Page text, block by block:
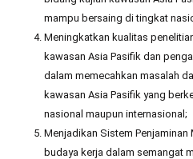
mampu bersaing di tingkat
Meningkatkan kualitas
kawasan Asia Pasifik dan
dalam memecahkan masalah
kawasan Asia Pasifik yang
nasional maupun internasional;
Menjadikan Sistem Penjaminan
budaya kerja dalam semangat